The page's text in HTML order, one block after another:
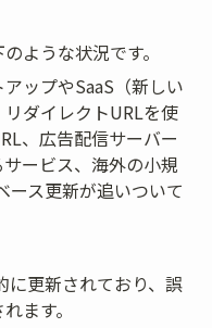
ような状況です。
ップやSaaS（新しい
ダイレクトURLを使
、広告配信サーバー
ービス、海外の小規
ス更新が追いついて
に更新されており、誤
ます。